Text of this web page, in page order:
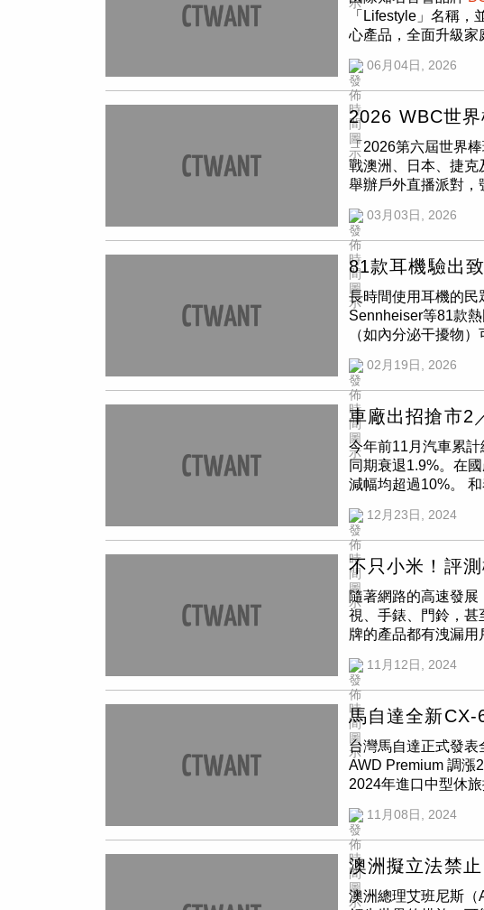
補齊，是規格最完
車身，滿足更講究質
全面升級，讓產品
都讓它更貼近現今新
值得入手的版本。
容。(圖／CTWANT)
CVT無段變速系統
Honda e:HEV最大
求負責發電或直接
擎介入時的遲滯感
大綜效輸出184ps、
實際行駛於市區道路
內始終相當安靜。進
信心。整套系統在
行判斷，這也是
的提升，莫過於整體
善，加上市區大多
讓長途旅行時的乘坐
Honda一貫均衡調校
因為舒適取向而顯得
沉穩的車身反應，即
Honda一貫均衡調校
身重新進行NVH優
／黃耀徵攝）安全
道維持輔助、CMBS
買家在日常通勤與
非只是新增一款油電
質感。對於原本就鎖
耗，以及更加成熟細
扮演Honda在國內
／黃耀徵攝）規格
什麼？Honda CR-V
精神，展演粋の智驅
究，只為純粹」的
十大最佳引擎與動
底盤採用 CMF-C旗
動態；內裝設計承襲
吋HUD抬頭顯示器
智行安全系統
身鈑件、前後懸吊
面，全車系標配
系統，並搭載同級
X-TRAIL粋．月秉持
展現內斂溫潤的日
校的 BOSEPremium
舒適性，充分體現
品設計、規格配備
展示中心，親身賞車
藝、智慧科技與安
https://
格、配備及車色以實
整，消費者於購買
府補助，舊換新政府
審核為準；「X-
令公告為準。首年低
購車時，得選配價
與否權利。l 註3：
engines-
（被）動安全性系統
輪胎狀況、個人駕駛
斷仍有盲點，不可替
註5：本新聞稿所示
示專案。本新聞稿
稿之專案及約定條
大產品DNA，並提
215 ps /37.4 kg-m，
消費者更輕鬆入主
向盤加熱功能，以及
統（含12具揚聲器
／ Kia）「Refined
LSUV的新世代設計
Face前視造型，搭
煞車燈與隱藏式後雨
盤，搭配水平式座艙
多功能方向盤，搭
越同級(註3)的有感
景曲面顯示螢幕，
顧科技便利與豪華質
Premium Plus選配
式、腿部支撐、駕
辨識系統及車內電
椅，Signature尊榮
與科技兼備的駕乘體
系統，提供全面的
LKA車道修正輔助系
盲區防撞主動煞車輔
的移動守護。此外，
透過更完整的視覺
Sorento即享專屬禮
The new Sorento即
鏡、後艙遮物廉與後
程原廠保固，輕鬆入
「Lifestyle」名稱
心產品，全面升級家
者可由單一
7.1.4 聲道沉浸式家
向上發聲單體與
內容也能重現寬廣
下強化對白清晰度；
的低頻表現。BOSE
內容逐漸轉向追求更
長。Lifestyle Ultra
／
對家庭娛樂體驗的全
級的沉浸式聲音體驗
06月04日, 2026
2026 WBC世
「2026第六屆世界
戰澳洲、日本、捷
舉辦戶外直播派對，
對以「城市即主場
月6日（五）晚間6
雙主場。此外，南
市。現場將架設400
出，為展現城市棒球
隊，與市民共同參與
領球迷用整齊一致的
外，現場更準備了
識互動遊戲及主題拍
癮，還能把驚喜帶回
海與熱血沸騰的吶喊
03月03日, 2026
81款耳機驗出
長時間使用耳機的民
Sennheiser等81款
（如內分泌干擾物
對青少年及兒童等
跨國研究「ToxFree
Shein、Temu購買
樣本則含有雙酚 S（
統，導致女孩青春期
歐洲化學品管理局
QuietComfort等知
Buds3 Pro的部分零
BPA和BPS會溶解
學物質產生「雞尾酒
甲酸酯（塑化劑）與
別的內分泌干擾物質
統一且嚴格的法規，
正保護消費者的健康
尚未做出回應。
02月19日, 2026
車廠出招搶市2
今年前11月汽車累
同期衰退1.9%。在
減幅均超過10%。
國產車廠趕緊在最
低價格入手新車。
相比減少15.3%。裕
元、69.9萬元及66.9
電動車Leaf更現折
算只要159萬元就能
貸款專案，前者也
11.6%。中華車也祭
型並完成領牌，均贈
金，貨車可免費升級
以後，納智捷年底
URX則有現折3.3萬元及2千元。 而台灣本田累積前11月銷量達23,698輛，
相比卻衰退11.8%。
延保、高額0利率，
分的Civic更高達10
「退出車輛公會」登
雖比去年同期微幅
人潮玩版」原價82.9
惠總價值8萬元；此
件，包含3D環景影
活可愛，很適合穿梭
年第7名銷量，不過
12月23日, 2024
不只小米！評
隨著網路的高速發
視、手錶、門鈴，甚
牌的產品都有洩漏
者評測機構《
最小化、追蹤器和資
對話，還可能將個
鍋尤其需要關注，因
臉書、Pangle（
性別和出生日期。
也無法透過語音指令
置麥克風等相關裝置
語音控制系統，消息
麥克風等設備，但
了三款最受歡迎的
為的設備需要用戶授
應用程式。而華為方
說明。在智慧型電
11月12日, 2024
馬自達全新
台灣馬自達正式發
AWD Premium 調漲
2024年進口中型休
自然進氣引擎的3個
元；CX-60 25S Elite
Premium 或高階車
CONNECT-NAVI進
天窗、四向可調電動
60 33T為168.9萬元
11月08日, 2024
澳洲擬立法禁
澳洲總理艾班尼斯